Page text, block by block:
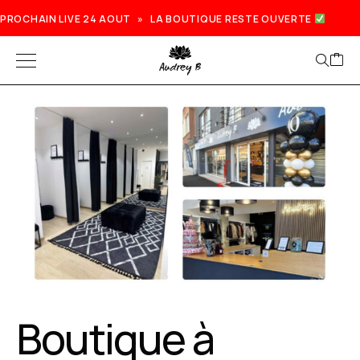
PROCHAIN LIVE 24 AOUT » LA BOUTIQUE RESTE OUVERTE
Prochain live lundi